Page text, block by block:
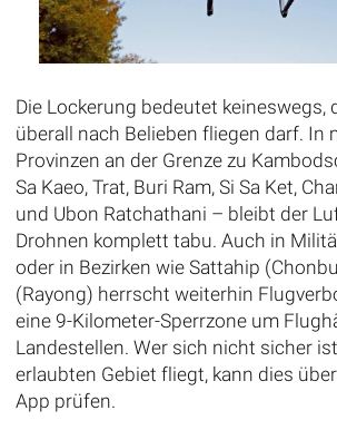
Die Lockerung bedeutet keineswegs,
überall nach Belieben fliegen darf. In
Provinzen an der Grenze zu
Sa Kaeo, Trat, Buri Ram, Si Sa Ket,
und Ubon Ratchathani – bleibt der
Drohnen komplett tabu. Auch in
oder in Bezirken wie Sattahip
(Rayong) herrscht weiterhin
eine 9-Kilometer-Sperrzone um
Landestellen. Wer sich nicht sicher
erlaubten Gebiet fliegt, kann dies
App prüfen.